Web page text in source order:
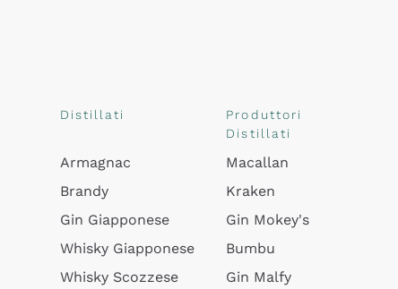
Distillati
Armagnac
Brandy
Gin Giapponese
Whisky Giapponese
Whisky Scozzese
Produttori
Distillati
Macallan
Kraken
Gin Mokey's
Bumbu
Gin Malfy